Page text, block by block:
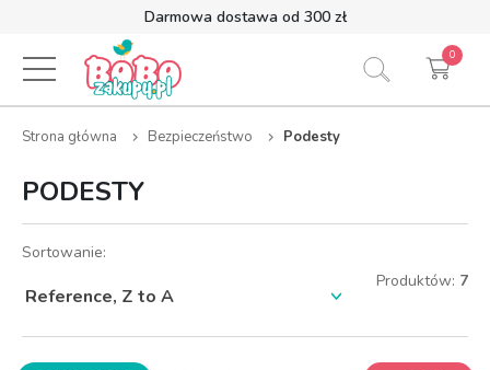
Darmowa dostawa od 300 zł
0
Strona główna Bezpieczeństwo Podesty
PODESTY
Sortowanie:
Produktów: 7